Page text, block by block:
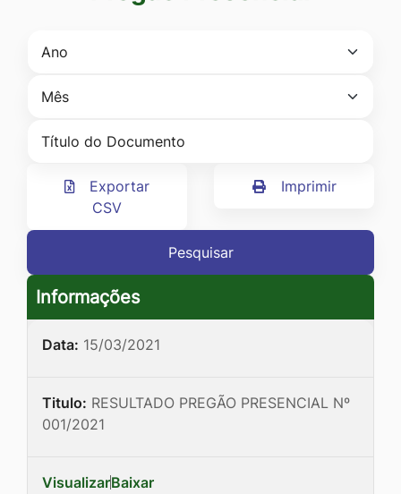
[alt+4]
Exportar
CSV
Imprimir
Pesquisar
Informações
Data: 15/03/2021
Titulo: RESULTADO PREGÃO PRESENCIAL Nº
001/2021
VisualizarBaixar